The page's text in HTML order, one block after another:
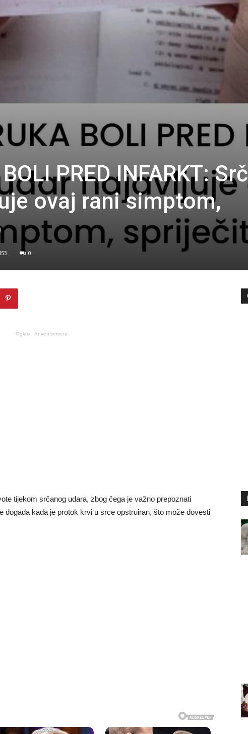
PRED INFARKT:
ovaj rani simptom,
0
Oglasi - Advertisement
tijekom srčanog udara, zbog čega je važno prepoznati
događa kada je protok krvi u srce opstruiran, što može dovesti